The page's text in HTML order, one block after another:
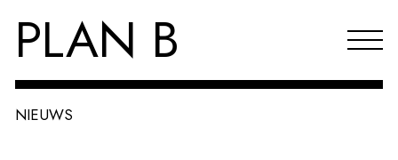
PLAN B
NIEUWS